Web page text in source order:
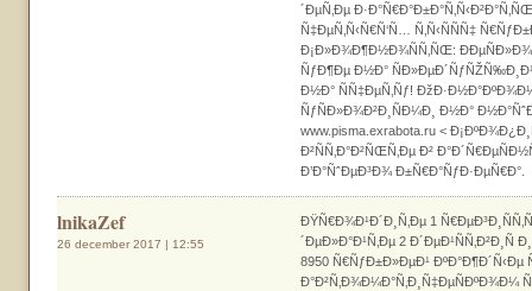
´ÐµÑ‚Ðµ
Ñ‡ÐµÑ‚Ñ‹Ñ€Ñ‘Ñ… Ñ‚Ñ‹ÑÑÑ‡
Ð¡Ð»Ð¾Ð¶Ð½Ð¾ÑÑ‚ÑŒ:
ÑƒÐ¶Ðµ Ð½Ð°
Ð½Ð° ÑÑ‡ÐµÑ‚Ñƒ!
ÑƒÑÐ»Ð¾Ð²Ð¸ÑÐ¼Ð¸ Ð½Ð°
www.pisma.exrabota.ru <
Ð²ÑÑ‚Ð°Ð²ÑŒÑ‚Ðµ Ð²
Ð’Ð°ÑˆÐµÐ³Ð¾ Ð±Ñ€Ð°ÑƒÐ·ÐµÑ€Ð°.
lnikaZef
26 december 2017 | 12:55
ÐŸÑ€Ð¾Ð¹Ð´Ð¸Ñ‚Ðµ 1
´ÐµÐ»Ð°Ð¹Ñ‚Ðµ 2
8950 Ñ€ÑƒÐ±Ð»ÐµÐ¹ ÐºÐ°Ð¶Ð´Ñ‹Ðµ
Ð°Ð²Ñ‚Ð¾Ð¼Ð°Ñ‚Ð¸Ñ‡ÐµÑÐºÐ¾Ð¼